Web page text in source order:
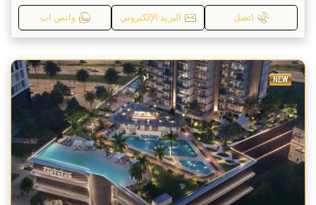
اتصل البريد الإلكتروني واتس اب
NEW